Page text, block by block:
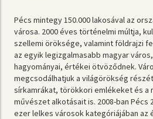
Pécs mintegy 150.000 lakosával az
városa. 2000 éves történelmi múltja,
szellemi öröksége, valamint földrajzi
az egyik legizgalmasabb magyar
hagyományai, értékei ötvöződnek.
megcsodálhatjuk a világörökség
sírkamrákat, törökkori emlékeket és a
művészet alkotásait is. 2008-ban Pécs
ezer lelkes városok kategóriájában az